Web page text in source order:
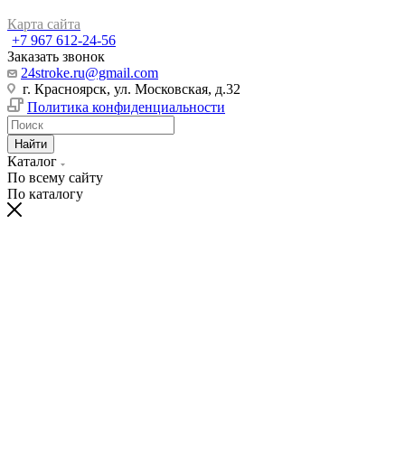
Карта сайта
+7 967 612-24-56
Заказать звонок
24stroke.ru@gmail.com
г. Красноярск, ул. Московская, д.32
Политика конфиденциальности
Найти
Каталог
По всему сайту
По каталогу